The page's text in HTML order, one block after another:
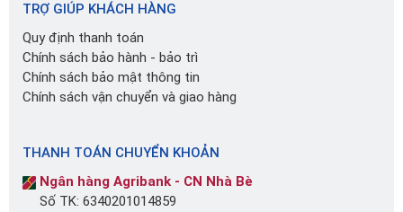
TRỢ GIÚP KHÁCH HÀNG
Quy định thanh toán
Chính sách bảo hành - bảo trì
Chính sách bảo mật thông tin
Chính sách vận chuyển và giao hàng
THANH TOÁN CHUYỂN KHOẢN
Ngân hàng Agribank - CN Nhà Bè
Số TK: 6340201014859